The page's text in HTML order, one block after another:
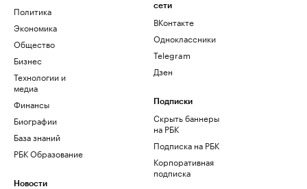
Политика
Экономика
Общество
Бизнес
Технологии и
медиа
Финансы
Биографии
База знаний
РБК Образование
Новости
сети
ВКонтакте
Одноклассники
Telegram
Дзен
Подписки
Скрыть баннеры
на РБК
Подписка на РБК
Корпоративная
подписка